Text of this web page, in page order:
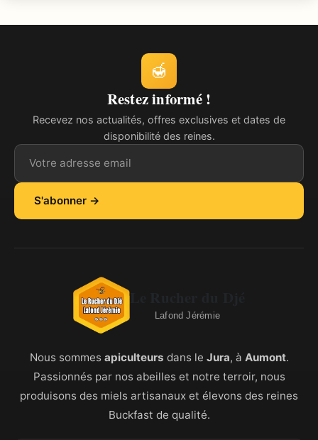
🍯
Restez informé !
Recevez nos actualités, offres exclusives et dates de
disponibilité des reines.
Adresse email
S'abonner →
Le Rucher du Djé
Lafond Jérémie
Nous sommes apiculteurs dans le Jura, à Aumont.
Passionnés par nos abeilles et notre terroir, nous
produisons des miels artisanaux et élevons des reines
Buckfast de qualité.